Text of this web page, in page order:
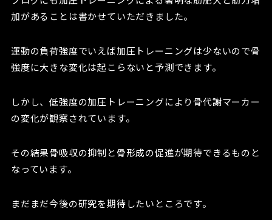
加があることは書かせていただきました。
運動の負荷強度でいえば加圧トレーニングは少ないので骨
強度に大きな変化は起こらないと予測できます。
しかし、低強度の加圧トレーニングにより骨代謝マーカー
の変化が観察されています。
その結果骨吸収の抑制と骨形成の促進が期待できるものと
なっています。
まだまだ今後の研究を期待したいところです。